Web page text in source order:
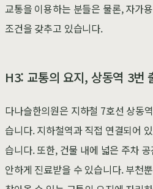
교통을 이용하는 분들은 물론, 자가
조건을 갖추고 있습니다.
H3: 교통의 요지, 상동역 3번
다나슬한의원은 지하철 7호선 상동
습니다. 지하철역과 직접 연결되어
습니다. 또한, 건물 내에 넓은 주차
안하게 진료받을 수 있습니다. 부천